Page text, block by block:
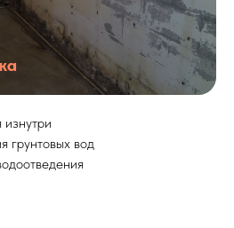
изнутри
грунтовых вод